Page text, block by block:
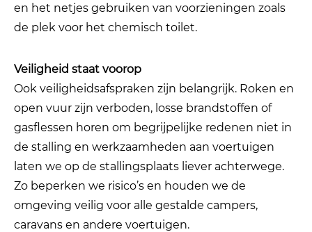
en het netjes gebruiken van voorzieningen zoals
de plek voor het chemisch toilet.
Veiligheid staat voorop
Ook veiligheidsafspraken zijn belangrijk. Roken en
open vuur zijn verboden, losse brandstoffen of
gasflessen horen om begrijpelijke redenen niet in
de stalling en werkzaamheden aan voertuigen
laten we op de stallingsplaats liever achterwege.
Zo beperken we risico’s en houden we de
omgeving veilig voor alle gestalde campers,
caravans en andere voertuigen.